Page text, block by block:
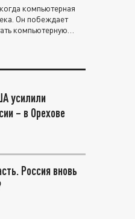
компьютерная
Он побеждает
компьютерную
усилили
– в Орехове
Россия вновь